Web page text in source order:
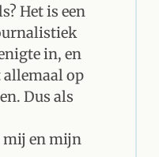
Het is een
in, en
allemaal op
Dus als
mij en mijn